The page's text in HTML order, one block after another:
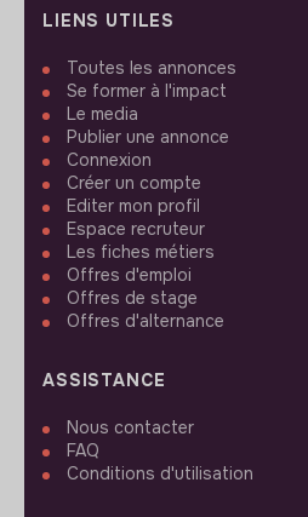
LIENS UTILES
Toutes les annonces
Se former à l'impact
Le media
Publier une annonce
Connexion
Créer un compte
Editer mon profil
Espace recruteur
Les fiches métiers
Offres d'emploi
Offres de stage
Offres d'alternance
ASSISTANCE
Nous contacter
FAQ
Conditions d'utilisation